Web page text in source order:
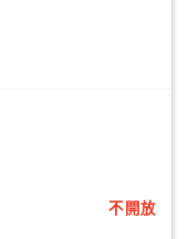
不開放